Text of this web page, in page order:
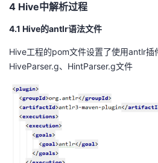
4 Hive中解析过程
4.1 Hive的antlr语法文件
Hive工程的pom文件设置了使用antlr插
HiveParser.g、 HintParser.g文件